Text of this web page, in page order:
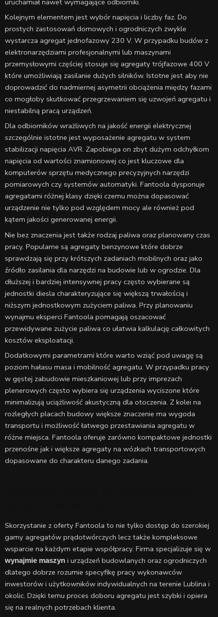
Kolejnym elementem jest wybór napięcia i liczby faz. Do
prostych zastosowań domowych i ogrodniczych zwykle
wystarcza agregat jednofazowy 230 V. W przypadku budów z
elektronarzędziami profesjonalnymi lub maszynami
przemysłowymi częściej stosuje się agregaty trójfazowe 400 V
które umożliwiają zasilanie dużych silników. Istotne jest aby nie
doprowadzić do nadmiernej asymetrii obciążenia między fazami
co mogłoby skutkować przegrzewaniem się uzwojeń agregatu i
niestabilną pracą urządzeń.
Dla odbiorników wrażliwych na jakość energii elektrycznej
szczególnie istotne jest wyposażenie agregatu w system
stabilizacji napięcia AVR. Zapobiega on zbyt dużym odchyłkom
napięcia od wartości znamionowej co jest kluczowe dla
komputerów sprzętu medycznego precyzyjnych narzędzi
pomiarowych czy systemów automatyki. Fantoola dysponuje
agregatami różnej klasy dzięki czemu można dopasować
urządzenie nie tylko pod względem mocy ale również pod
kątem jakości generowanej energii.
Nie bez znaczenia jest także rodzaj paliwa oraz planowany czas
pracy. Popularne są agregaty benzynowe które dobrze
sprawdzają się przy krótszych zadaniach mobilnych oraz jako
źródło zasilania dla narzędzi na budowie lub w ogrodzie. Dla
dłuższej i bardziej intensywnej pracy często wybierane są
jednostki diesla charakteryzujące się większą trwałością i
niższym jednostkowym zużyciem paliwa. Przy planowaniu
wynajmu eksperci Fantoola pomagają oszacować
przewidywane zużycie paliwa co ułatwia kalkulację całkowitych
kosztów eksploatacji.
Dodatkowymi parametrami które warto wziąć pod uwagę są
poziom hałasu masa i mobilność agregatu. W przypadku pracy
w gęstej zabudowie mieszkaniowej lub przy imprezach
plenerowych często wybiera się urządzenia wyciszone które
minimalizują uciążliwość akustyczną dla otoczenia. Z kolei na
rozległych placach budowy większe znaczenie ma wygoda
transportu i możliwość łatwego przestawiania agregatu w
różne miejsca. Fantoola oferuje zarówno kompaktowe jednostki
przenośne jak i większe agregaty na wózkach transportowych
dopasowane do charakteru danego zadania.
Skorzystanie z oferty Fantoola to nie tylko dostęp do szerokiej
gamy agregatów prądotwórczych lecz także kompleksowe
wsparcie na każdym etapie współpracy. Firma specjalizuje się w
wynajmie maszyn i urządzeń budowlanych oraz ogrodniczych
dlatego dobrze rozumie specyfikę pracy wykonawców
inwestorów i użytkowników indywidualnych na terenie Lublina i
okolic. Dzięki temu proces doboru agregatu jest szybki i opiera
się na realnych potrzebach klienta.